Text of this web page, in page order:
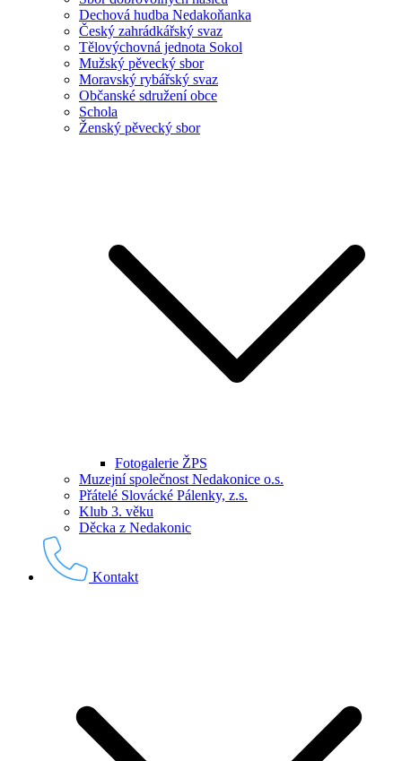
Dechová hudba Nedakoňanka
Český zahrádkářský svaz
Tělovýchovná jednota Sokol
Mužský pěvecký sbor
Moravský rybářský svaz
Občanské sdružení obce
Schola
Ženský pěvecký sbor
Fotogalerie ŽPS
Muzejní společnost Nedakonice o.s.
Přátelé Slovácké Pálenky, z.s.
Klub 3. věku
Děcka z Nedakonic
Kontakt